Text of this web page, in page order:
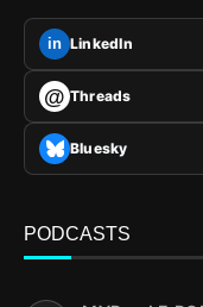
in LinkedIn
@ Threads
Bluesky
PODCASTS